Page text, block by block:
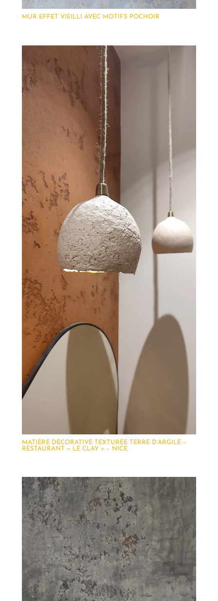
MUR EFFET VIEILLI AVEC MOTIFS POCHOIR
MATIÈRE DÉCORATIVE TEXTURÉE TERRE D’ARGILE –
RESTAURANT « LE CLAY » – NICE